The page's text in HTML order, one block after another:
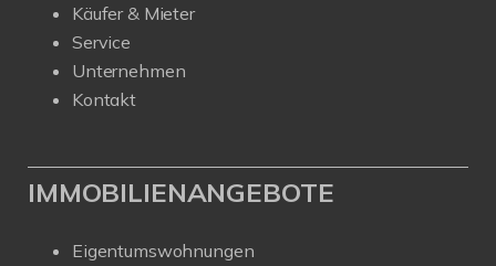
Käufer & Mieter
Service
Unternehmen
Kontakt
IMMOBILIENANGEBOTE
Eigentumswohnungen